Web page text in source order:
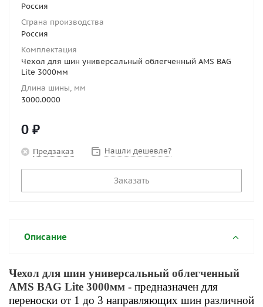
Россия
Страна производства
Россия
Комплектация
Чехол для шин универсальный облегченный AMS BAG
Lite 3000мм
Длина шины, мм
3000.0000
0 ₽
Предзаказ Нашли дешевле?
Заказать
Описание
Чехол для шин универсальный облегченный
AMS BAG Lite 3000мм - предназначен для
переноски от 1 до 3 направляющих шин различной